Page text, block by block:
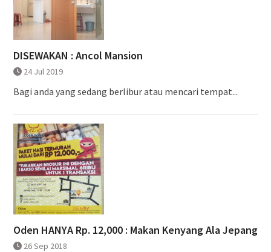
DISEWAKAN : Ancol Mansion
24 Jul 2019
Bagi anda yang sedang berlibur atau mencari tempat...
Oden HANYA Rp. 12,000 : Makan Kenyang Ala Jepang
26 Sep 2018